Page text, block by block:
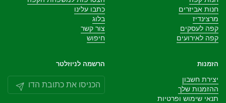
חנות אביזרים
מרצינדיז
קפה לעסקים
קפה לאירועים
כתבו עלינו
בלוג
צור קשר
חיפוש
הזמנות
יצירת חשבון
ההזמנות שלך
תנאי שימוש ופרטיות
הרשמה לניוזלטר
שליחה